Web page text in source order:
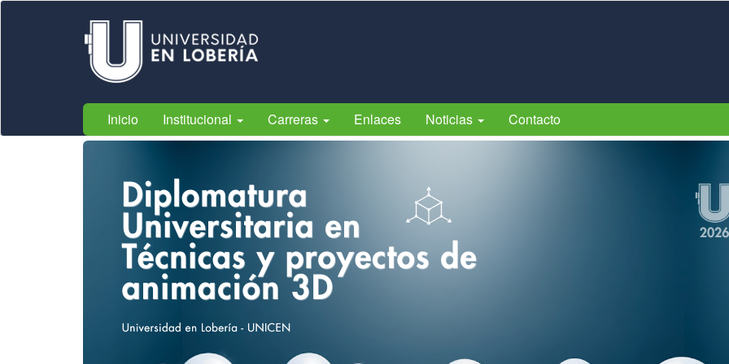
Ir
Universidad
/ Municipalidad
de Lobería
Inicio Institucional Carreras Enlaces Noticias Contacto
Contenido
principal